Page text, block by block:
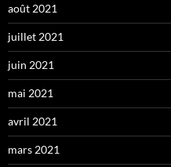
août 2021
juillet 2021
juin 2021
mai 2021
avril 2021
mars 2021